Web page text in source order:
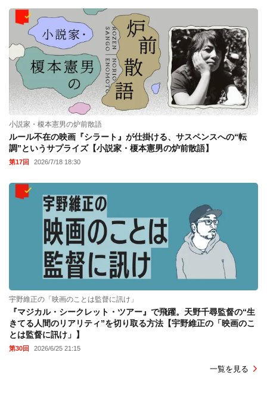
小説家・榎本憲男の炉前散語
ルール不在の映画『シラート』が仕掛ける、サスペンスへの“転
調”というサプライズ【小説家・榎本憲男の炉前散語】
第17回 2026/7/18 18:30
宇野維正の「映画のことは監督に訊け」
『マジカル・シークレット・ツアー』で飛躍。天野千尋監督の“生
きてる人間のリアリティ”を切り取る方法【宇野維正の「映画のこ
とは監督に訊け」】
第30回 2026/6/25 21:15
一覧を見る